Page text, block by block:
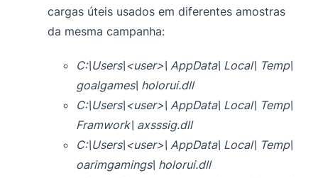
cargas úteis usados em diferentes amostras
da mesma campanha:
C:\Users\<user>\ AppData\ Local\ Temp\
goalgames\ holorui.dll
C:\Users\<user>\ AppData\ Local\ Temp\
Framwork\ axsssig.dll
C:\Users\<user>\ AppData\ Local\ Temp\
oarimgamings\ holorui.dll